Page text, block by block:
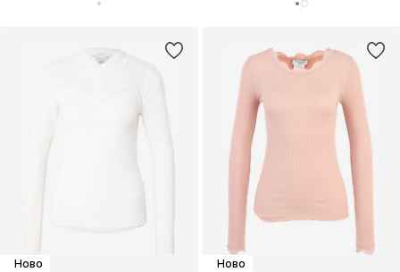
Ново Ново